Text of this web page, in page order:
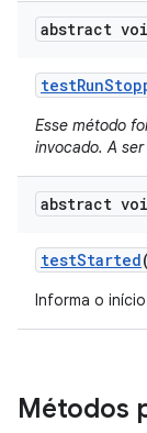
abstract
testRun
Esse método
invocado. A
abstract
testStarted(
Informa o
Métodos